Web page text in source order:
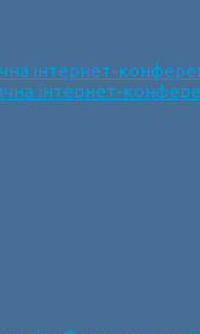
інтернет-
інтернет-